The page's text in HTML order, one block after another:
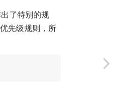
了特别的规
先级规则，所